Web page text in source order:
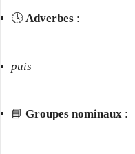
🕓Adverbes :
puis
📘 Groupes nominaux :